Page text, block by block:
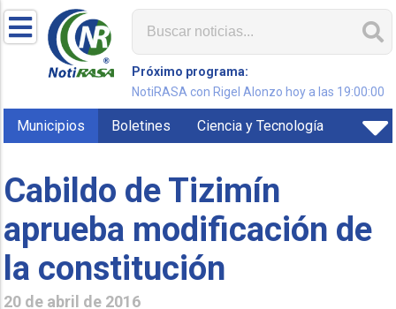
Próximo programa:
NotiRASA con Rigel Alonzo hoy a las 19:00:00
Municipios Boletines Ciencia y Tecnología
Cabildo de Tizimín
aprueba modificación de
la constitución
20 de abril de 2016